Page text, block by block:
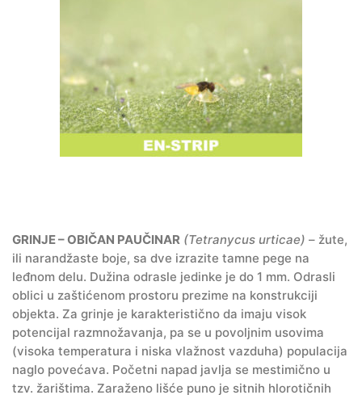
GRINJE – OBIČAN PAUČINAR (Tetranycus urticae) – žute,
ili narandžaste boje, sa dve izrazite tamne pege na
leđnom delu. Dužina odrasle jedinke je do 1 mm. Odrasli
oblici u zaštićenom prostoru prezime na konstrukciji
objekta. Za grinje je karakteristično da imaju visok
potencijal razmnožavanja, pa se u povoljnim usovima
(visoka temperatura i niska vlažnost vazduha) populacija
naglo povećava. Početni napad javlja se mestimično u
tzv. žarištima. Zaraženo lišće puno je sitnih hlorotičnih